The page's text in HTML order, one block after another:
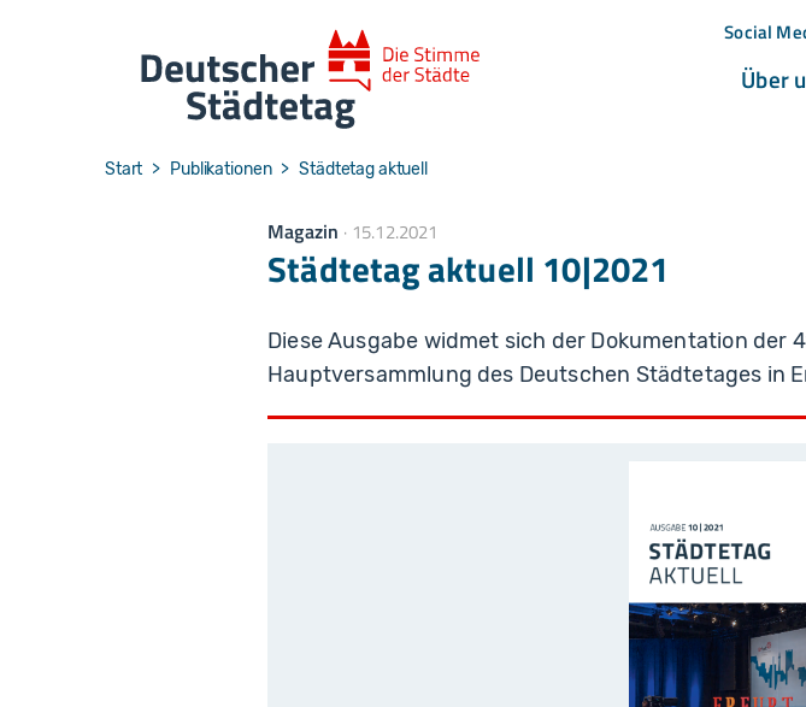
Social
Über
You are here:
Start Publikationen Städtetag aktuell
Magazin 15.12.2021
Städtetag aktuell 10|2021
Diese Ausgabe widmet sich der Dokumentation der
Hauptversammlung des Deutschen Städtetages in